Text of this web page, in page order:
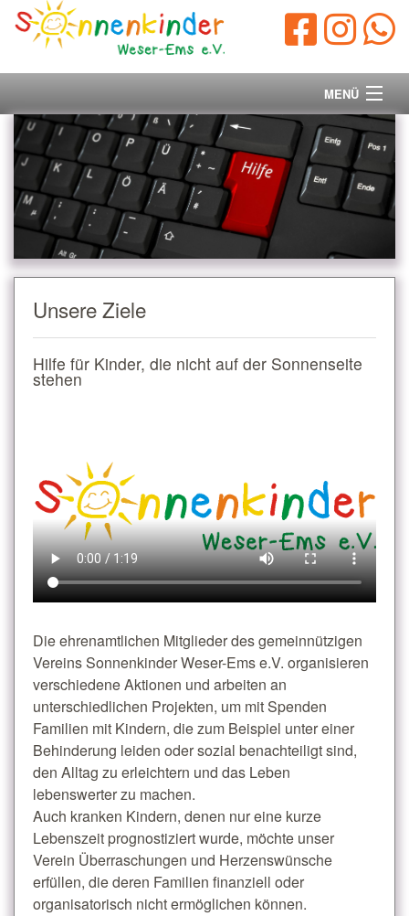
MENÜ
Startseite
Vorstand
Unsere Ziele
Ihre Spende
Kontakt
Unsere Ziele
Hilfe für Kinder, die nicht auf der Sonnenseite
stehen
Die ehrenamtlichen Mitglieder des gemeinnützigen
Vereins Sonnenkinder Weser-Ems e.V. organisieren
verschiedene Aktionen und arbeiten an
unterschiedlichen Projekten, um mit Spenden
Familien mit Kindern, die zum Beispiel unter einer
Behinderung leiden oder sozial benachteiligt sind,
den Alltag zu erleichtern und das Leben
lebenswerter zu machen.
Auch kranken Kindern, denen nur eine kurze
Lebenszeit prognostiziert wurde, möchte unser
Verein Überraschungen und Herzenswünsche
erfüllen, die deren Familien finanziell oder
organisatorisch nicht ermöglichen können.